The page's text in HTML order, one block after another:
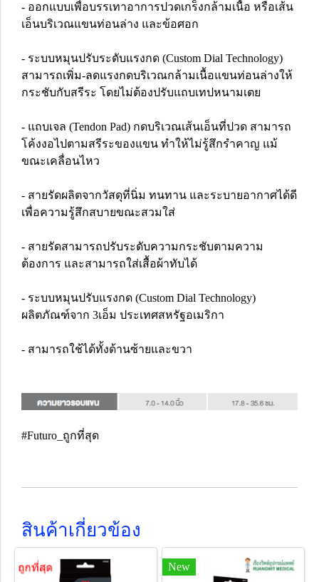
- ออกแบบเพื่อบรรเทาอาการปวดเกร็งกล้ามเนื้อ หรือเส้น
เอ็นบริเวณแขนท่อนล่าง และข้อศอก
- ระบบหมุนปรับระดับแรงกด (Custom Dial Technology)
สามารถเพิ่ม-ลดแรงกดบริเวณกล้ามเนื้อแขนท่อนล่างให้
กระชับกับสรีระ โดยไม่ต้องปรับแถบเทปหนามเตย
- แถบเจล (Tendon Pad) กดบริเวณเส้นเอ็นที่ปวด สามารถ
โค้งงอไปตามสรีระของแขน ทำให้ไม่รู้สึกรำคาญ แม้
ขณะเคลื่อนไหว
- สายรัดผลิตจากวัสดุที่นิ่ม ทนทาน และระบายอากาศได้ดี
เพื่อความรู้สึกสบายขณะสวมใส่
- สายรัดสามารถปรับระดับความกระชับตามความ
ต้องการ และสามารถใส่เสื้อผ้าทับได้
- ระบบหมุนปรับแรงกด (Custom Dial Technology)
ผลิตภัณฑ์จาก 3เอ็ม ประเทศสหรัฐอเมริกา
- สามารถใช้ได้ทั้งด้านซ้ายและขวา
#Futuro_ถูกที่สุด
สินค้าเกี่ยวข้อง
New